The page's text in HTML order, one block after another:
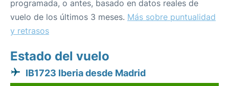
programada, o antes, basado en datos reales de
vuelo de los últimos 3 meses. Más sobre puntualidad
y retrasos
Estado del vuelo
IB1723 Iberia desde Madrid